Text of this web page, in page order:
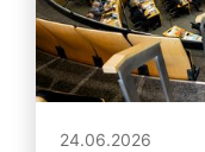
24.06.2026